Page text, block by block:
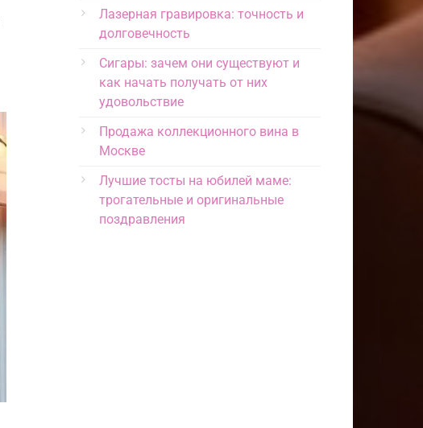
Лазерная гравировка: точность и
долговечность
Сигары: зачем они существуют и
как начать получать от них
удовольствие
Продажа коллекционного вина в
Москве
Лучшие тосты на юбилей маме:
трогательные и оригинальные
поздравления